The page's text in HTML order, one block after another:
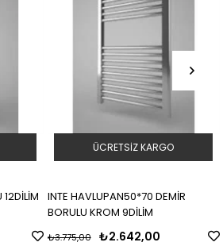
INTE HAVLUPAN50*70 DEMİR
BORULU KROM 9DİLİM
₺2.642,00
₺3.775,00
ÜCRETSIZ KARGO